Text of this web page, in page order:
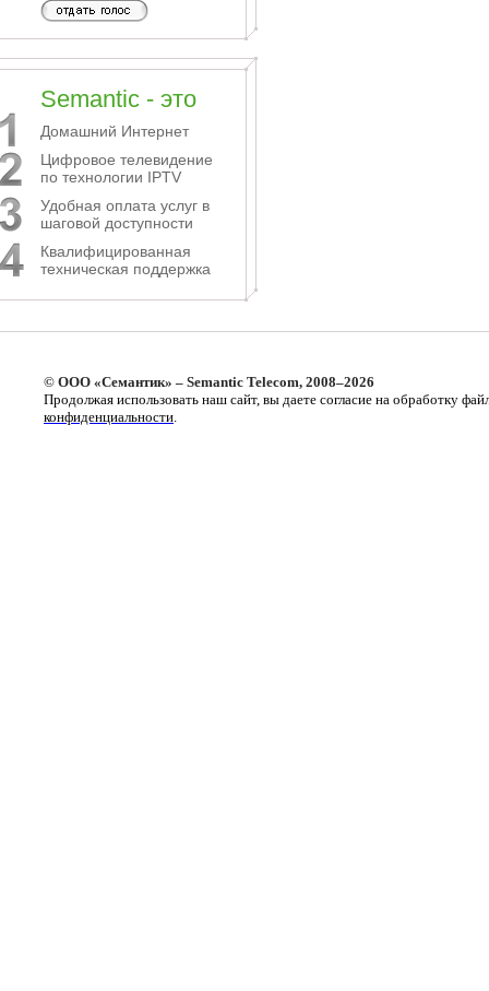
Semantic - это
Домашний Интернет
Цифровое телевидение
по технологии IPTV
Удобная оплата услуг в
шаговой доступности
Квалифицированная
техническая поддержка
© ООО «Семантик» – Semantic Telecom, 2008–2026
Продолжая использовать наш сайт, вы даете согласие на обработку
конфиденциальности.